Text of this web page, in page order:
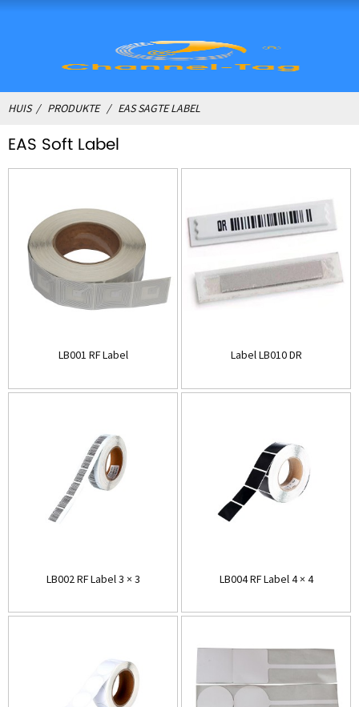
HUIS PRODUKTE EAS SAGTE LABEL
EAS Soft Label
LB001 RF Label Label LB010 DR
LB002 RF Label 3 × 3 LB004 RF Label 4 × 4